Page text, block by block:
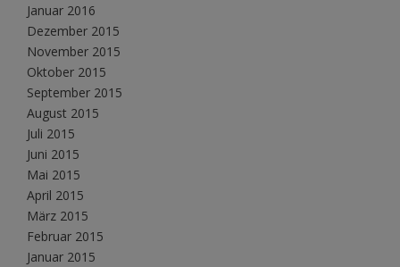
Januar 2016
Dezember 2015
November 2015
Oktober 2015
September 2015
August 2015
Juli 2015
Juni 2015
Mai 2015
April 2015
März 2015
Februar 2015
Januar 2015